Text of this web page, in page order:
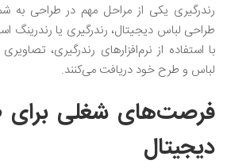
رندرگیری یکی از مراحل مهم در طراحی به
طراحی لباس دیجیتال، رندرگیری یا رندرینگ
با استفاده از نرم‌افزار‌های رندرگیری، تصاویری
لباس و طرح خود دریافت می‌کنند.
فرصت‌های شغلی برای
دیجیتال